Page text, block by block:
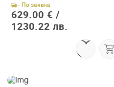
- По заявка
629.00 € /
1230.22 лв.